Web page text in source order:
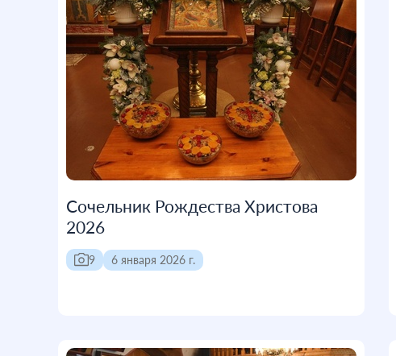
Сочельник Рождества Христова
2026
9 6 января 2026 г.